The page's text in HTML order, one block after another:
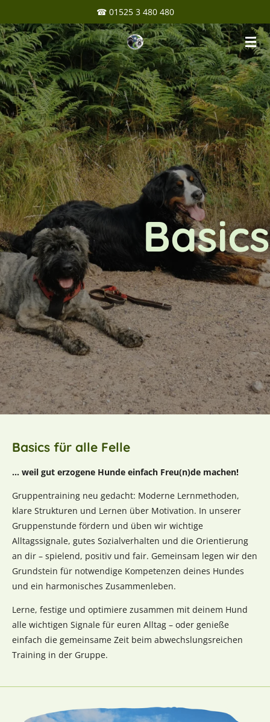
Hauptinhalt
springen
☎ 01525 3 480 480
Basics
Basics für alle Felle
... weil gut erzogene Hunde einfach Freu(n)de machen!
Gruppentraining neu gedacht: Moderne Lernmethoden,
klare Strukturen und Lernen über Motivation. In unserer
Gruppenstunde fördern und üben wir wichtige
Alltagssignale, gutes Sozialverhalten und die Orientierung
an dir – spielend, positiv und fair. Gemeinsam legen wir den
Grundstein für notwendige Kompetenzen deines Hundes
und ein harmonisches Zusammenleben.
Lerne, festige und optimiere zusammen mit deinem Hund
alle wichtigen Signale für euren Alltag – oder genieße
einfach die gemeinsame Zeit beim abwechslungsreichen
Training in der Gruppe.